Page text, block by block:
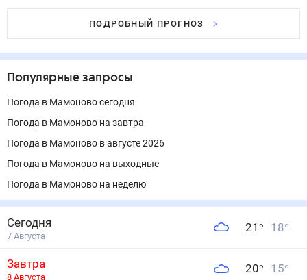
ПОДРОБНЫЙ ПРОГНОЗ
Популярные запросы
Погода в Мамоново сегодня
Погода в Мамоново на завтра
Погода в Мамоново в августе 2026
Погода в Мамоново на выходные
Погода в Мамоново на неделю
Сегодня
7 Августа
21 ° 18°
Завтра
8 Августа
20° 15°